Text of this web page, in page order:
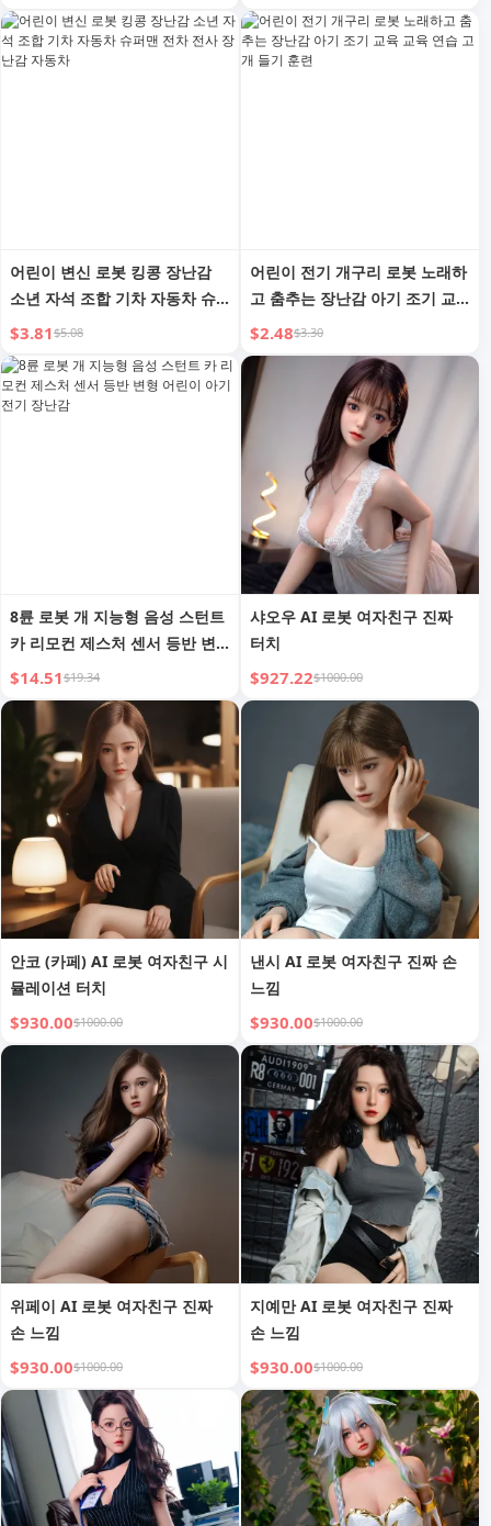
명 편리한 가젯
어린이 변신 로봇 킹콩 장난감
소년 자석 조합 기차 자동차 슈
퍼맨 전차 전사 장난감 자동차
$3.81$5.08
어린이 전기 개구리 로봇 노래하
고 춤추는 장난감 아기 조기 교
육 교육 연습 고개 들기 훈련
$2.48$3.30
8륜 로봇 개 지능형 음성 스턴트
카 리모컨 제스처 센서 등반 변
형 어린이 아기 전기 장난감
$14.51$19.34
샤오우 AI 로봇 여자친구 진짜
터치
$927.22$1000.00
안코 (카페) AI 로봇 여자친구 시
뮬레이션 터치
$930.00$1000.00
낸시 AI 로봇 여자친구 진짜 손
느낌
$930.00$1000.00
위페이 AI 로봇 여자친구 진짜
손 느낌
$930.00$1000.00
지예만 AI 로봇 여자친구 진짜
손 느낌
$930.00$1000.00